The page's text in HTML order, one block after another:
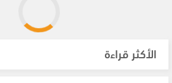
الأكثر قراءة